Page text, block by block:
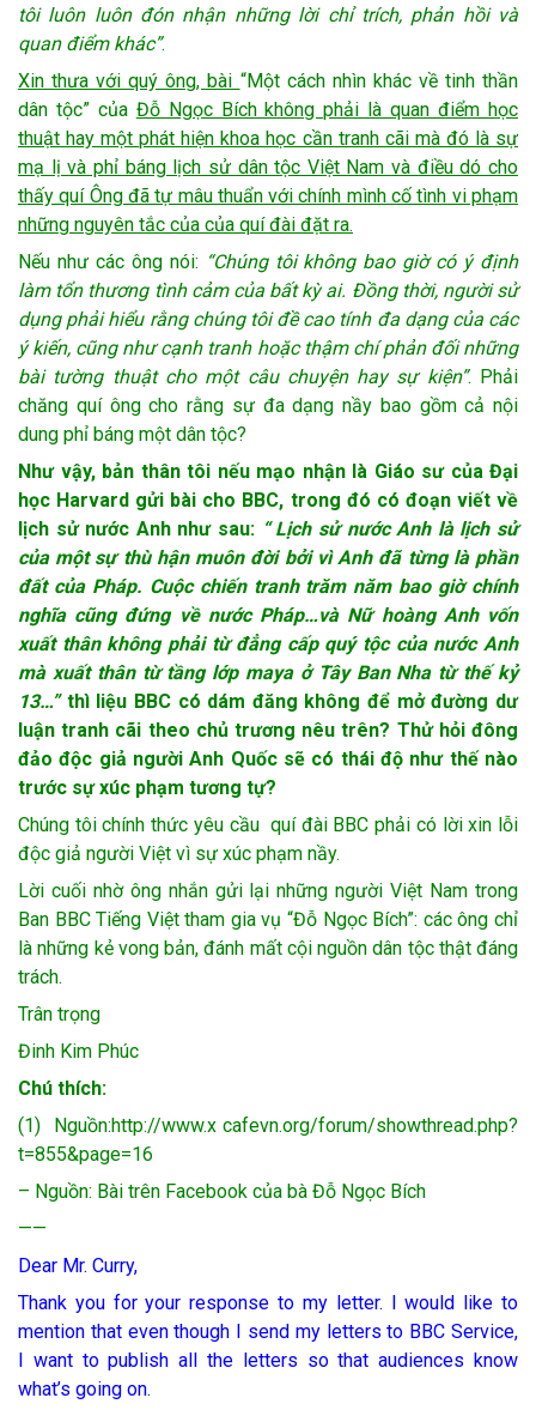
tôi luôn luôn đón nhận những lời chỉ trích, phản hồi và
quan điểm khác”.
Xin thưa với quý ông, bài “Một cách nhìn khác về tinh thần
dân tộc” của Đỗ Ngọc Bích không phải là quan điểm học
thuật hay một phát hiện khoa học cần tranh cãi mà đó là sự
mạ lị và phỉ báng lịch sử dân tộc Việt Nam và điều dó cho
thấy quí Ông đã tự mâu thuẩn với chính mình cố tình vi phạm
những nguyên tắc của của quí đài đặt ra.
Nếu như các ông nói: “Chúng tôi không bao giờ có ý định
làm tổn thương tình cảm của bất kỳ ai. Đồng thời, người sử
dụng phải hiểu rằng chúng tôi đề cao tính đa dạng của các
ý kiến, cũng như cạnh tranh hoặc thậm chí phản đối những
bài tường thuật cho một câu chuyện hay sự kiện”. Phải
chăng quí ông cho rằng sự đa dạng nầy bao gồm cả nội
dung phỉ báng một dân tộc?
Như vậy, bản thân tôi nếu mạo nhận là Giáo sư của Đại
học Harvard gửi bài cho BBC, trong đó có đoạn viết về
lịch sử nước Anh như sau: “ Lịch sử nước Anh là lịch sử
của một sự thù hận muôn đời bởi vì Anh đã từng là phần
đất của Pháp. Cuộc chiến tranh trăm năm bao giờ chính
nghĩa cũng đứng về nước Pháp…và Nữ hoàng Anh vốn
xuất thân không phải từ đẳng cấp quý tộc của nước Anh
mà xuất thân từ tầng lớp maya ở Tây Ban Nha từ thế kỷ
13…”thì liệu BBC có dám đăng không để mở đường dư
luận tranh cãi theo chủ trương nêu trên? Thử hỏi đông
đảo độc giả người Anh Quốc sẽ có thái độ như thế nào
trước sự xúc phạm tương tự?
Chúng tôi chính thức yêu cầu quí đài BBC phải có lời xin lỗi
độc giả người Việt vì sự xúc phạm nầy.
Lời cuối nhờ ông nhắn gửi lại những người Việt Nam trong
Ban BBC Tiếng Việt tham gia vụ “Đỗ Ngọc Bích”: các ông chỉ
là những kẻ vong bản, đánh mất cội nguồn dân tộc thật đáng
trách.
Trân trọng
Đinh Kim Phúc
Chú thích:
(1) Nguồn:http://www.x cafevn.org/forum/showthread.php?
t=855&page=16
– Nguồn: Bài trên Facebook của bà Đỗ Ngọc Bích
——
Dear Mr. Curry,
Thank you for your response to my letter. I would like to
mention that even though I send my letters to BBC Service,
I want to publish all the letters so that audiences know
what’s going on.